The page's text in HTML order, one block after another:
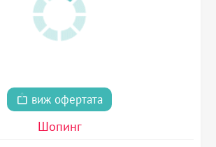
виж офертата
Шопинг